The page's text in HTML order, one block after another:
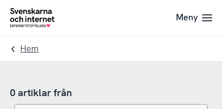
Till
navigation
Till
innehåll
To
Meny
Hem
0 artiklar från